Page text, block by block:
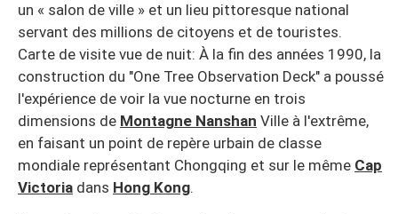
un « salon de ville » et un lieu pittoresque national
servant des millions de citoyens et de touristes.
Carte de visite vue de nuit: À la fin des années 1990, la
construction du "One Tree Observation Deck" a poussé
l'expérience de voir la vue nocturne en trois
dimensions de Montagne Nanshan Ville à l'extrême,
en faisant un point de repère urbain de classe
mondiale représentant Chongqing et sur le même Cap
Victoria dans Hong Kong.